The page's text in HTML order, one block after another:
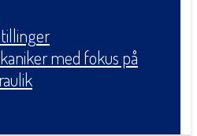
med fokus på